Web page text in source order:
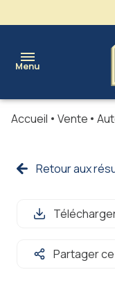
Menu
appartements
Ventes
Accueil Vente
Retour aux
Partager